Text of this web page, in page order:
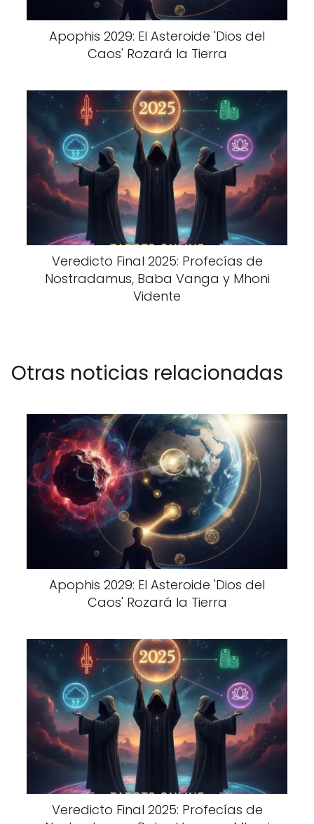
Apophis 2029: El Asteroide 'Dios del
Caos' Rozará la Tierra
Veredicto Final 2025: Profecías de
Nostradamus, Baba Vanga y Mhoni
Vidente
Otras noticias relacionadas
Apophis 2029: El Asteroide 'Dios del
Caos' Rozará la Tierra
Veredicto Final 2025: Profecías de